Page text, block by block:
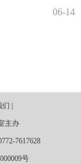
06-14
|
主办
7617628
号